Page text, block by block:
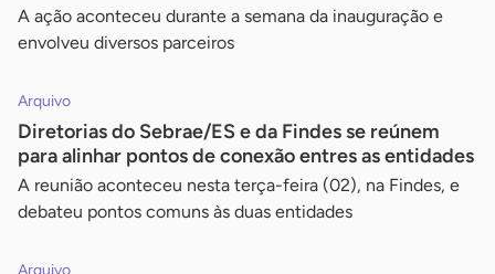
A ação aconteceu durante a semana da inauguração e
envolveu diversos parceiros
Arquivo
Diretorias do Sebrae/ES e da Findes se reúnem
para alinhar pontos de conexão entres as entidades
A reunião aconteceu nesta terça-feira (02), na Findes, e
debateu pontos comuns às duas entidades
Arquivo